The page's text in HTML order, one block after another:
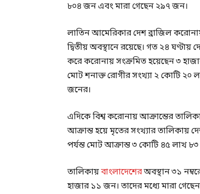
৮০৪ জন এবং মারা গেছেন ২৯৭ জন।
লাতিন আমেরিকার দেশ ব্রাজিল
দ্বিতীয় অবস্থানে রয়েছে। গত ২৪
করে করোনায় সংক্রমিত হয়েছেন ৩
মোট শনাক্ত রোগীর সংখ্যা ২ কোটি ২০
জনের।
এদিকে বিশ্ব করোনায় আক্রান্তের
আক্রান্ত হয়ে মৃতের সংখ্যার তালিকায়
পর্যন্ত মোট আক্রান্ত ৩ কোটি ৪৫ লাখ
তালিকায়বাংলাদেশেরঅবস্থান ৩১
হাজার ১১ জন। তাদের মধ্যে মারা